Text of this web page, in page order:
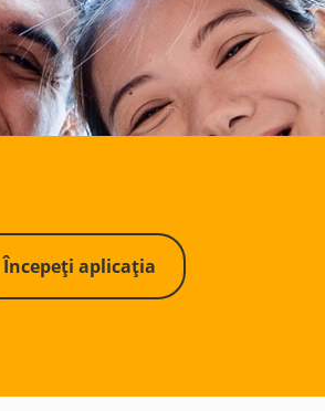
Începeți aplicația